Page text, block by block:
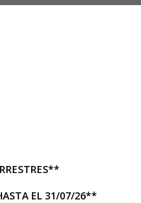
EL 31/07/26**